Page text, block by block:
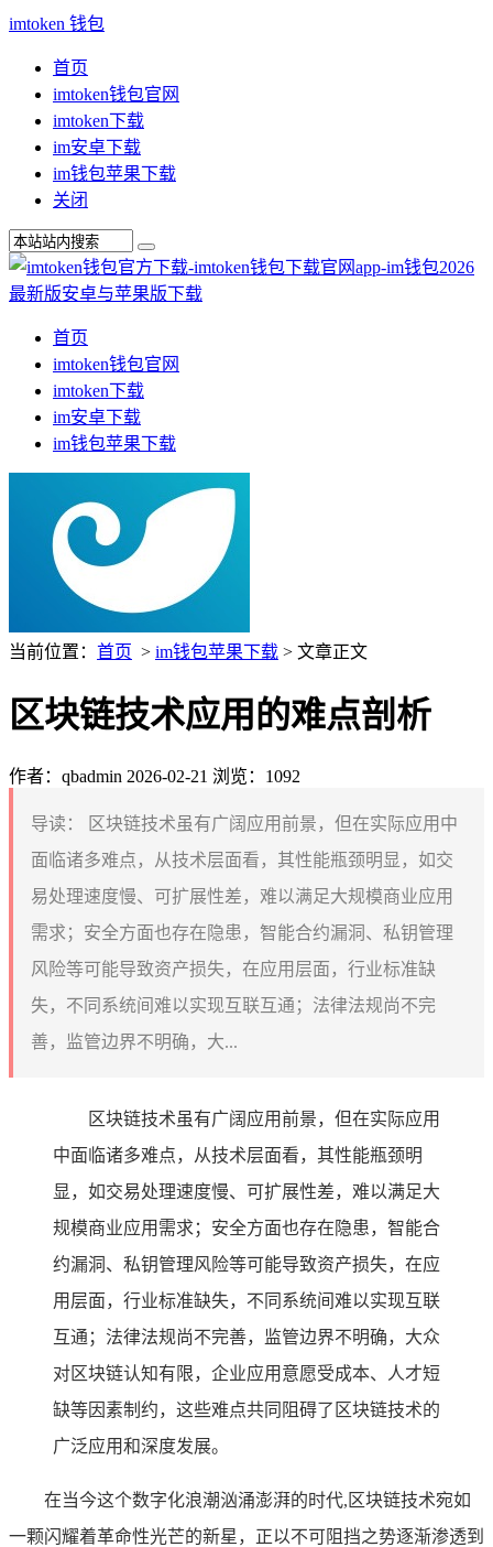
imtoken 钱包
首页
imtoken钱包官网
imtoken下载
im安卓下载
im钱包苹果下载
关闭
首页
imtoken钱包官网
imtoken下载
im安卓下载
im钱包苹果下载
当前位置： 首页 > im钱包苹果下载 > 文章正文
区块链技术应用的难点剖析
作者：qbadmin 2026-02-21 浏览：1092
导读：
区块链技术虽有广阔应用前景，但在实际应用中
面临诸多难点，从技术层面看，其性能瓶颈明显，如交
易处理速度慢、可扩展性差，难以满足大规模商业应用
需求；安全方面也存在隐患，智能合约漏洞、私钥管理
风险等可能导致资产损失，在应用层面，行业标准缺
失，不同系统间难以实现互联互通；法律法规尚不完
善，监管边界不明确，大...
区块链技术虽有广阔应用前景，但在实际应用
中面临诸多难点，从技术层面看，其性能瓶颈明
显，如交易处理速度慢、可扩展性差，难以满足大
规模商业应用需求；安全方面也存在隐患，智能合
约漏洞、私钥管理风险等可能导致资产损失，在应
用层面，行业标准缺失，不同系统间难以实现互联
互通；法律法规尚不完善，监管边界不明确，大众
对区块链认知有限，企业应用意愿受成本、人才短
缺等因素制约，这些难点共同阻碍了区块链技术的
广泛应用和深度发展。
在当今这个数字化浪潮汹涌澎湃的时代,区块链技术宛如
一颗闪耀着革命性光芒的新星，正以不可阻挡之势逐渐渗透到